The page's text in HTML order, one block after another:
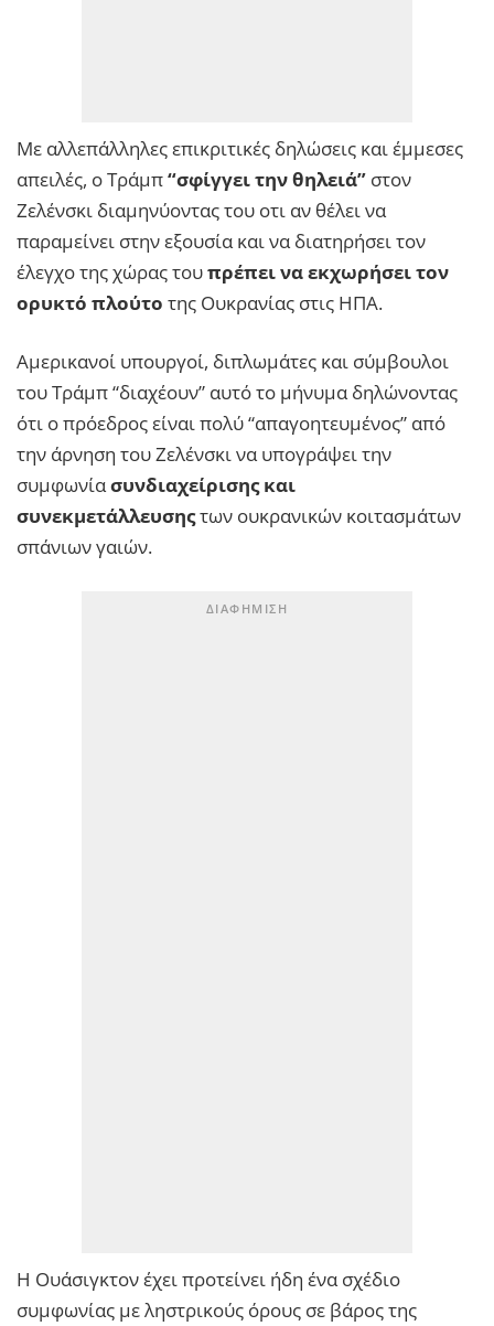
Με αλλεπάλληλες επικριτικές δηλώσεις και έμμεσες
απειλές, ο Τράμπ“σφίγγει την θηλειά” στον
Ζελένσκι διαμηνύοντας του οτι αν θέλει να
παραμείνει στην εξουσία και να διατηρήσει τον
έλεγχο της χώρας τουπρέπει να εκχωρήσει τον
ορυκτό πλούτο της Ουκρανίας στις ΗΠΑ.
Αμερικανοί υπουργοί, διπλωμάτες και σύμβουλοι
του Τράμπ “διαχέουν” αυτό το μήνυμα δηλώνοντας
ότι ο πρόεδρος είναι πολύ “απαγοητευμένος” από
την άρνηση του Ζελένσκι να υπογράψει την
συμφωνίασυνδιαχείρισης και
συνεκμετάλλευσηςτων ουκρανικών κοιτασμάτων
σπάνιων γαιών.
Η Ουάσιγκτον έχει προτείνει ήδη ένα σχέδιο
συμφωνίας με ληστρικούς όρους σε βάρος της